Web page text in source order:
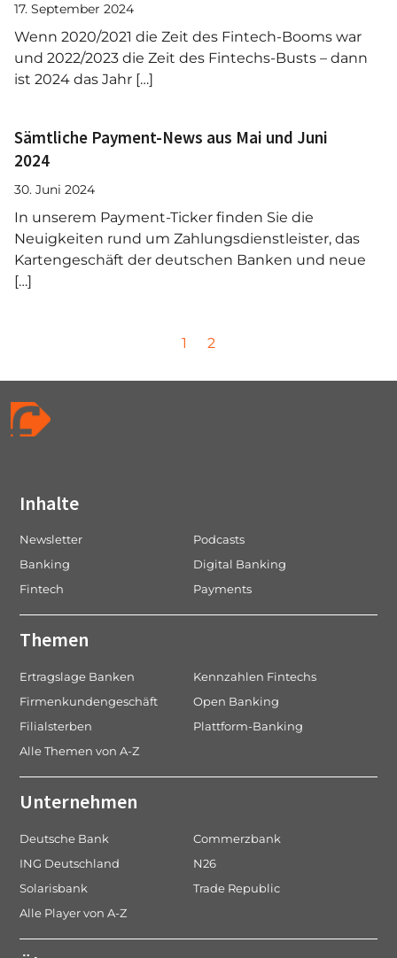
17. September 2024
Wenn 2020/2021 die Zeit des Fintech-Booms war
und 2022/2023 die Zeit des Fintechs-Busts – dann
ist 2024 das Jahr […]
Sämtliche Payment-News aus Mai und Juni
2024
30. Juni 2024
In unserem Payment-Ticker finden Sie die
Neuigkeiten rund um Zahlungsdienstleister, das
Kartengeschäft der deutschen Banken und neue
[…]
g
e
n
g
o
n
P
g
1
P
g
2
Inhalte
Newsletter
Podcasts
Banking
Digital Banking
Fintech
Payments
Themen
Ertragslage Banken
Kennzahlen Fintechs
Firmenkundengeschäft
Open Banking
Filialsterben
Plattform-Banking
Alle Themen von A-Z
Unternehmen
Deutsche Bank
Commerzbank
ING Deutschland
N26
Solarisbank
Trade Republic
Alle Player von A-Z